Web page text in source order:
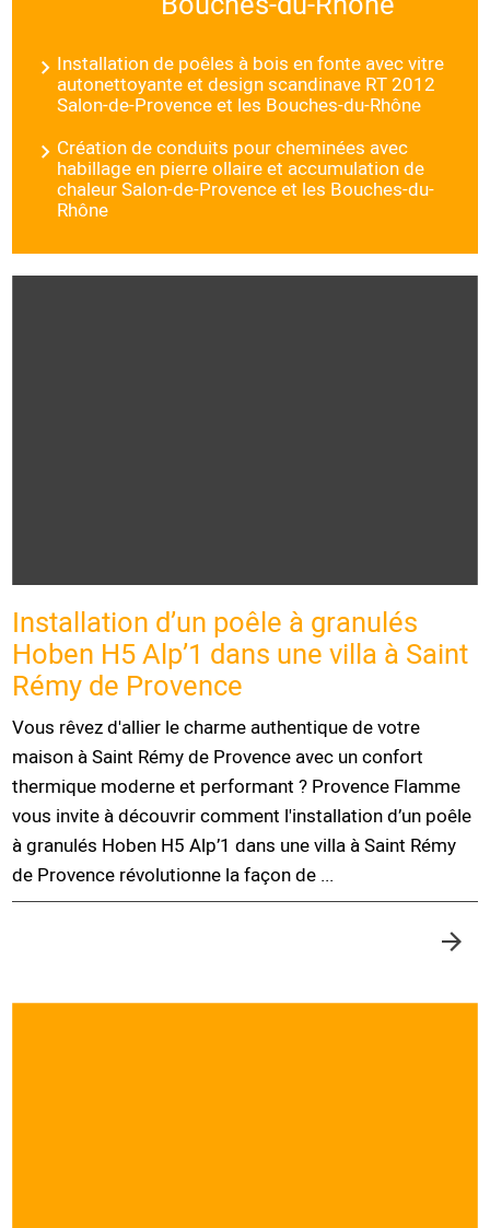
Installation de poêles à bois en fonte avec vitre
autonettoyante et design scandinave RT 2012
Salon-de-Provence et les Bouches-du-Rhône
Création de conduits pour cheminées avec
habillage en pierre ollaire et accumulation de
chaleur Salon-de-Provence et les Bouches-du-
Rhône
Installation d’un poêle à granulés
Hoben H5 Alp’1 dans une villa à Saint
Rémy de Provence
Vous rêvez d'allier le charme authentique de votre
maison à Saint Rémy de Provence avec un confort
thermique moderne et performant ? Provence Flamme
vous invite à découvrir comment l'installation d’un poêle
à granulés Hoben H5 Alp’1 dans une villa à Saint Rémy
de Provence révolutionne la façon de ...